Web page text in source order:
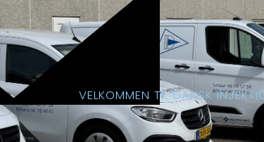
VELKOMMEN TIL DANSK